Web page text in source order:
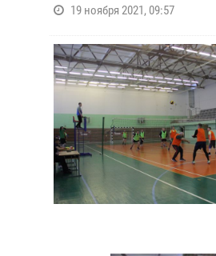
19 ноября 2021, 09:57